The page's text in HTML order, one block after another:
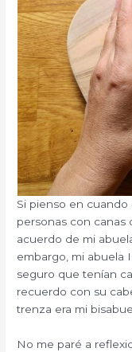
Si pienso en
personas con canas
acuerdo de mi
embargo, mi abuela
seguro que tenían
recuerdo con su
trenza era mi
No me paré a